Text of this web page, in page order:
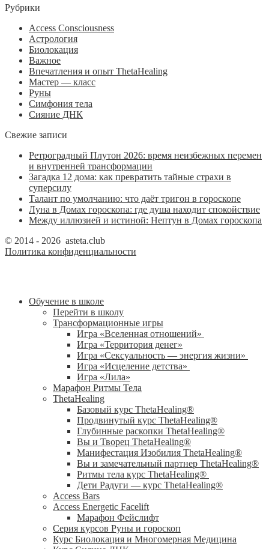
Рубрики
Access Consciousness
Астрология
Биолокация
Важное
Впечатления и опыт ThetaHealing
Мастер — класс
Руны
Симфония тела
Сияние ДНК
Свежие записи
Ретроградный Плутон 2026: время неизбежных перемен
и внутренней трансформации
Загадка 12 дома: как превратить тайные страхи в
суперсилу
Талант по умолчанию: что даёт тригон в гороскопе
Луна в Домах гороскопа: где душа находит спокойствие
Между иллюзией и истиной: Нептун в Домах гороскопа
© 2014 - 2026 asteta.club
Политика конфиденциальности
Обучение в школе
Перейти в школу
Трансформационные игры
Игра «Вселенная отношений»
Игра «Территория денег»
Игра «Сексуальность — энергия жизни»
Игра «Исцеление детства»
Игра «Лила»
Марафон Ритмы Тела
ThetaHealing
Базовый курс ThetaHealing®
Продвинутый курс ThetaHealing®
Глубинные раскопки ThetaHealing®
Вы и Творец ThetaHealing®
Манифестация Изобилия ThetaHealing®
Вы и замечательный партнер ThetaHealing®
Ритмы тела курс ThetaHealing®
Дети Радуги — курс ThetaHealing®
Access Bars
Access Energetic Facelift
Марафон Фейслифт
Серия курсов Руны и гороскоп
Курс Биолокация и Многомерная Медицина